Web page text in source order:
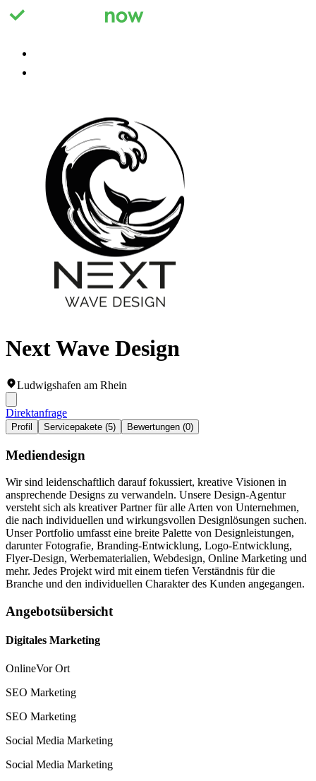
Next Wave Design
Ludwigshafen am Rhein
Direktanfrage
Profil Servicepakete (5) Bewertungen (0)
Mediendesign
Wir sind leidenschaftlich darauf fokussiert, kreative Visionen in
ansprechende Designs zu verwandeln. Unsere Design-Agentur
versteht sich als kreativer Partner für alle Arten von Unternehmen,
die nach individuellen und wirkungsvollen Designlösungen suchen.
Unser Portfolio umfasst eine breite Palette von Designleistungen,
darunter Fotografie, Branding-Entwicklung, Logo-Entwicklung,
Flyer-Design, Werbematerialien, Webdesign, Online Marketing und
mehr. Jedes Projekt wird mit einem tiefen Verständnis für die
Branche und den individuellen Charakter des Kunden angegangen.
Angebotsübersicht
Digitales Marketing
OnlineVor Ort
SEO Marketing
SEO Marketing
Social Media Marketing
Social Media Marketing